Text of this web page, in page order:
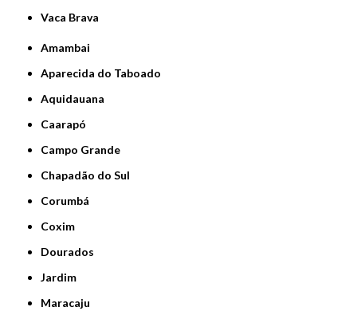
Vaca Brava
Amambai
Aparecida do Taboado
Aquidauana
Caarapó
Campo Grande
Chapadão do Sul
Corumbá
Coxim
Dourados
Jardim
Maracaju